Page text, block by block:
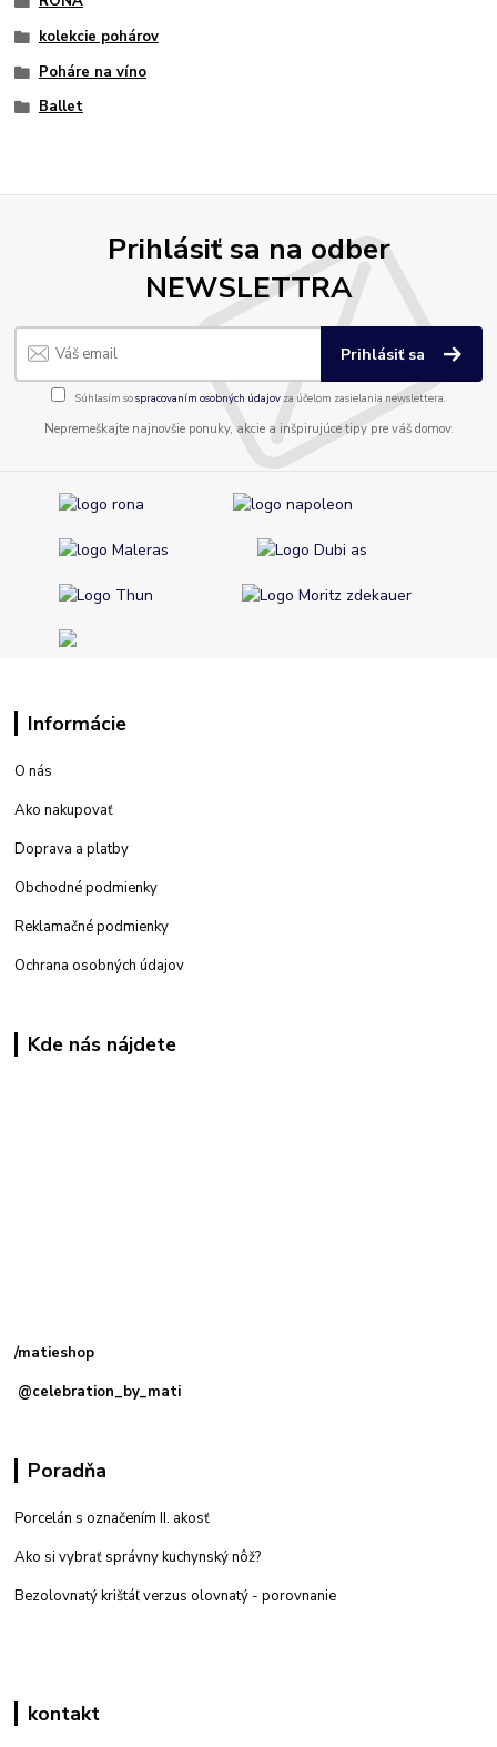
kolekcie pohárov
Poháre na víno
Ballet
Prihlásiť sa na odber
NEWSLETTRA
Prihlásiť sa
Súhlasím sospracovaním osobných údajov za účelom zasielania newslettera.
Nepremeškajte najnovšie ponuky, akcie a inšpirujúce tipy pre váš domov.
Informácie
O nás
Ako nakupovať
Doprava a platby
Obchodné podmienky
Reklamačné podmienky
Ochrana osobných údajov
Kde nás nájdete
/matieshop
@celebration_by_mati
Poradňa
Porcelán s označením II. akosť
Ako si vybrať správny kuchynský nôž?
Bezolovnatý krištáľ verzus olovnatý - porovnanie
kontakt